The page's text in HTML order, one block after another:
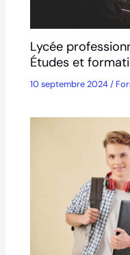
Lycée
Études et
10 septembre 2024/